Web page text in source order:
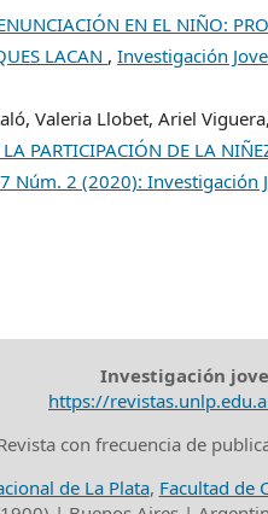
EN EL NIÑO:
LACAN ,Investigación
Valeria Llobet, Ariel
PARTICIPACIÓN DE LA
Núm. 2 (2020): Investigación
Investigación
https://
con frecuencia de
de La Plata, Facultad de